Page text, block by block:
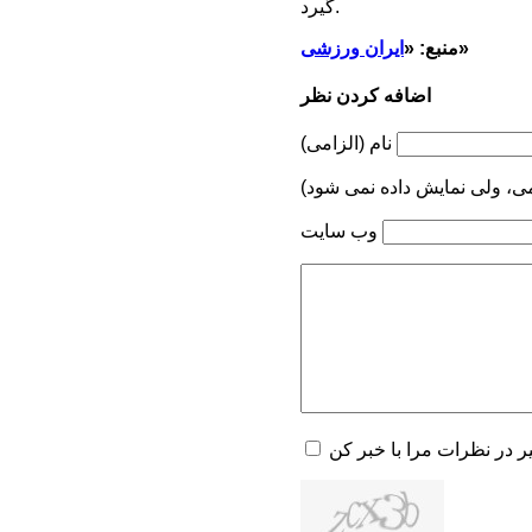
گیرد.
منبع: « ایران ورزشی »
اضافه کردن نظر
نام (الزامی)
ولی نمایش داده نمی شود)
وب سایت
در نظرات مرا با خبر کن